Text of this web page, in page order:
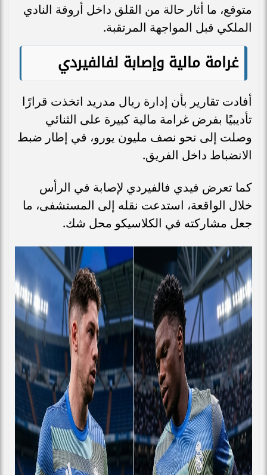
متوقع، ما أثار حالة من القلق داخل أروقة النادي
الملكي قبل المواجهة المرتقبة.
غرامة مالية وإصابة لفالفيردي
أفادت تقارير بأن إدارة ريال مدريد اتخذت قرارًا
تأديبيًا بفرض غرامة مالية كبيرة على الثنائي
وصلت إلى نحو نصف مليون يورو، في إطار ضبط
الانضباط داخل الفريق.
كما تعرض فيدي فالفيردي لإصابة في الرأس
خلال الواقعة، استدعت نقله إلى المستشفى، ما
جعل مشاركته في الكلاسيكو محل شك.